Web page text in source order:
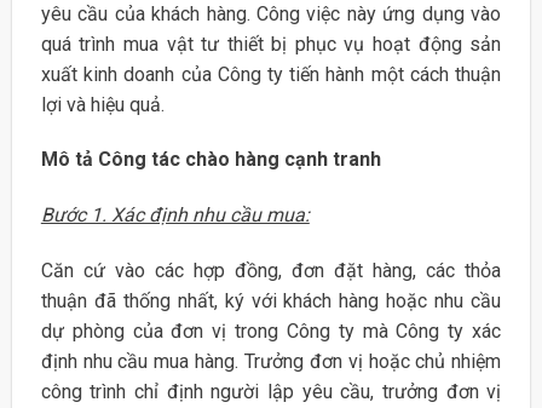
yêu cầu của khách hàng. Công việc này ứng dụng vào
quá trình mua vật tư thiết bị phục vụ hoạt động sản
xuất kinh doanh của Công ty tiến hành một cách thuận
lợi và hiệu quả.
Mô tả Công tác chào hàng cạnh tranh
Bước 1. Xác định nhu cầu mua:
Căn cứ vào các hợp đồng, đơn đặt hàng, các thỏa
thuận đã thống nhất, ký với khách hàng hoặc nhu cầu
dự phòng của đơn vị trong Công ty mà Công ty xác
định nhu cầu mua hàng. Trưởng đơn vị hoặc chủ nhiệm
công trình chỉ định người lập yêu cầu, trưởng đơn vị